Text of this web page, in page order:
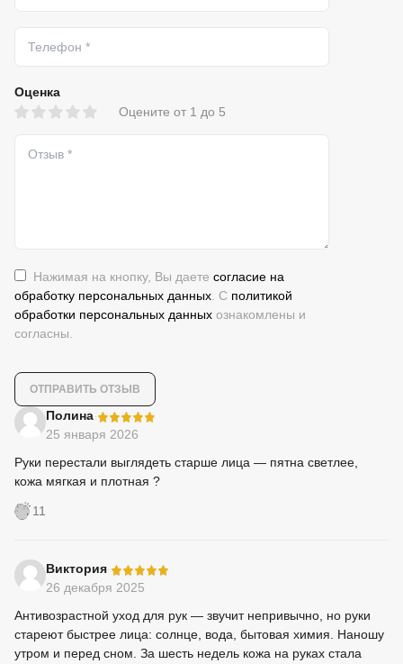
Оценка
Оцените от 1 до 5
Нажимая на кнопку, Вы даете согласие на
обработку персональных данных . С политикой
обработки персональных данных ознакомлены и
согласны.
Полина
25 января 2026
Руки перестали выглядеть старше лица — пятна светлее,
кожа мягкая и плотная ?
11
Виктория
26 декабря 2025
Антивозрастной уход для рук — звучит непривычно, но руки
стареют быстрее лица: солнце, вода, бытовая химия. Наношу
утром и перед сном. За шесть недель кожа на руках стала